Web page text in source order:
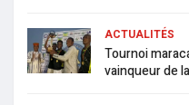
ACTUALITÉS
Tournoi
vainqueur de